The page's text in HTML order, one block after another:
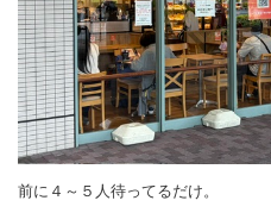
前に４～５人待ってるだけ。